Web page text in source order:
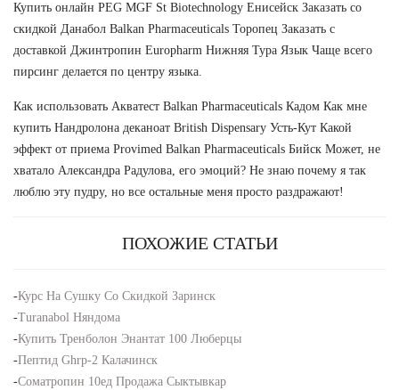
Купить онлайн PEG MGF St Biotechnology Енисейск Заказать со
скидкой Данабол Balkan Pharmaceuticals Торопец Заказать с
доставкой Джинтропин Europharm Нижняя Тура Язык Чаще всего
пирсинг делается по центру языка.
Как использовать Акватест Balkan Pharmaceuticals Кадом Как мне
купить Нандролона деканоат British Dispensary Усть-Кут Какой
эффект от приема Provimed Balkan Pharmaceuticals Бийск Может, не
хватало Александра Радулова, его эмоций? Не знаю почему я так
люблю эту пудру, но все остальные меня просто раздражают!
ПОХОЖИЕ СТАТЬИ
-Курс На Сушку Со Скидкой Заринск
-Turanabol Няндома
-Купить Тренболон Энантат 100 Люберцы
-Пептид Ghrp-2 Калачинск
-Cоматропин 10ед Продажа Сыктывкар